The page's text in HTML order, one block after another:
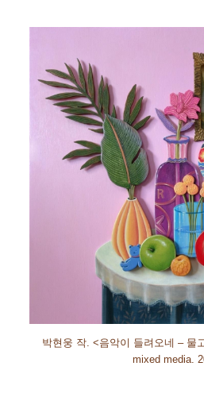
박현웅 작. <음악이 들려오네 – 물
mixed media.